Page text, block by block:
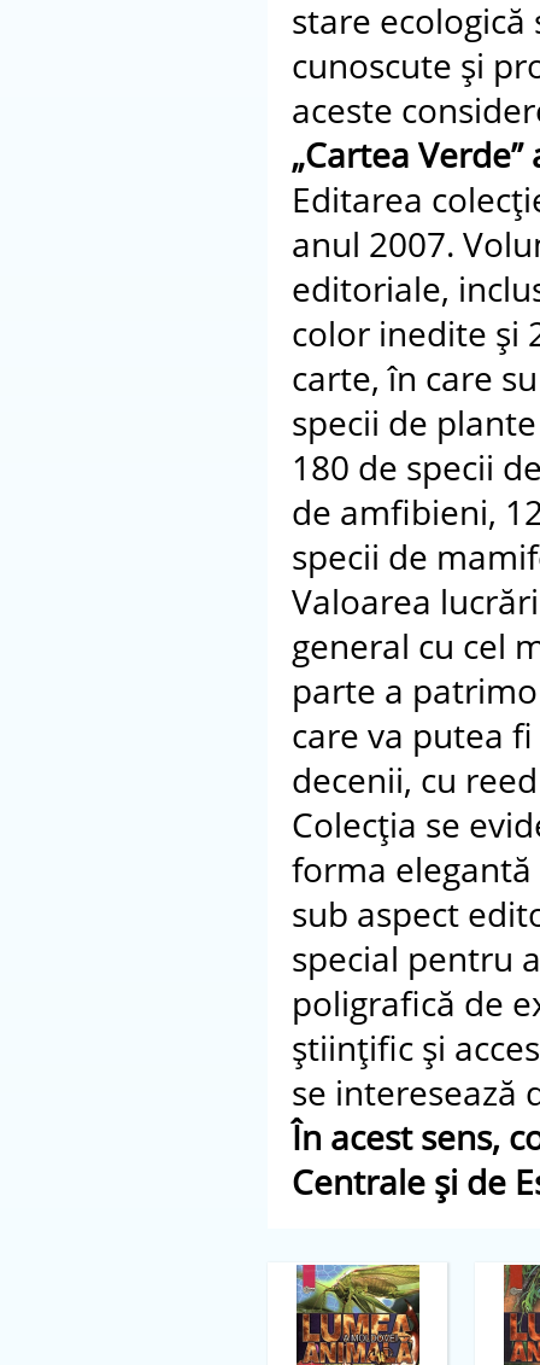
stare
cunoscute şi
aceste
„Cartea Verde”
Editarea
anul 2007.
editoriale,
color inedite şi
carte, în care
specii de
180 de specii
de amfibieni,
specii de
Valoarea
general cu cel
parte a
care va putea
decenii, cu
Colecţia se
forma
sub aspect
special pentru
poligrafică de
ştiinţific şi
se interesează
În acest sens,
Centrale şi de